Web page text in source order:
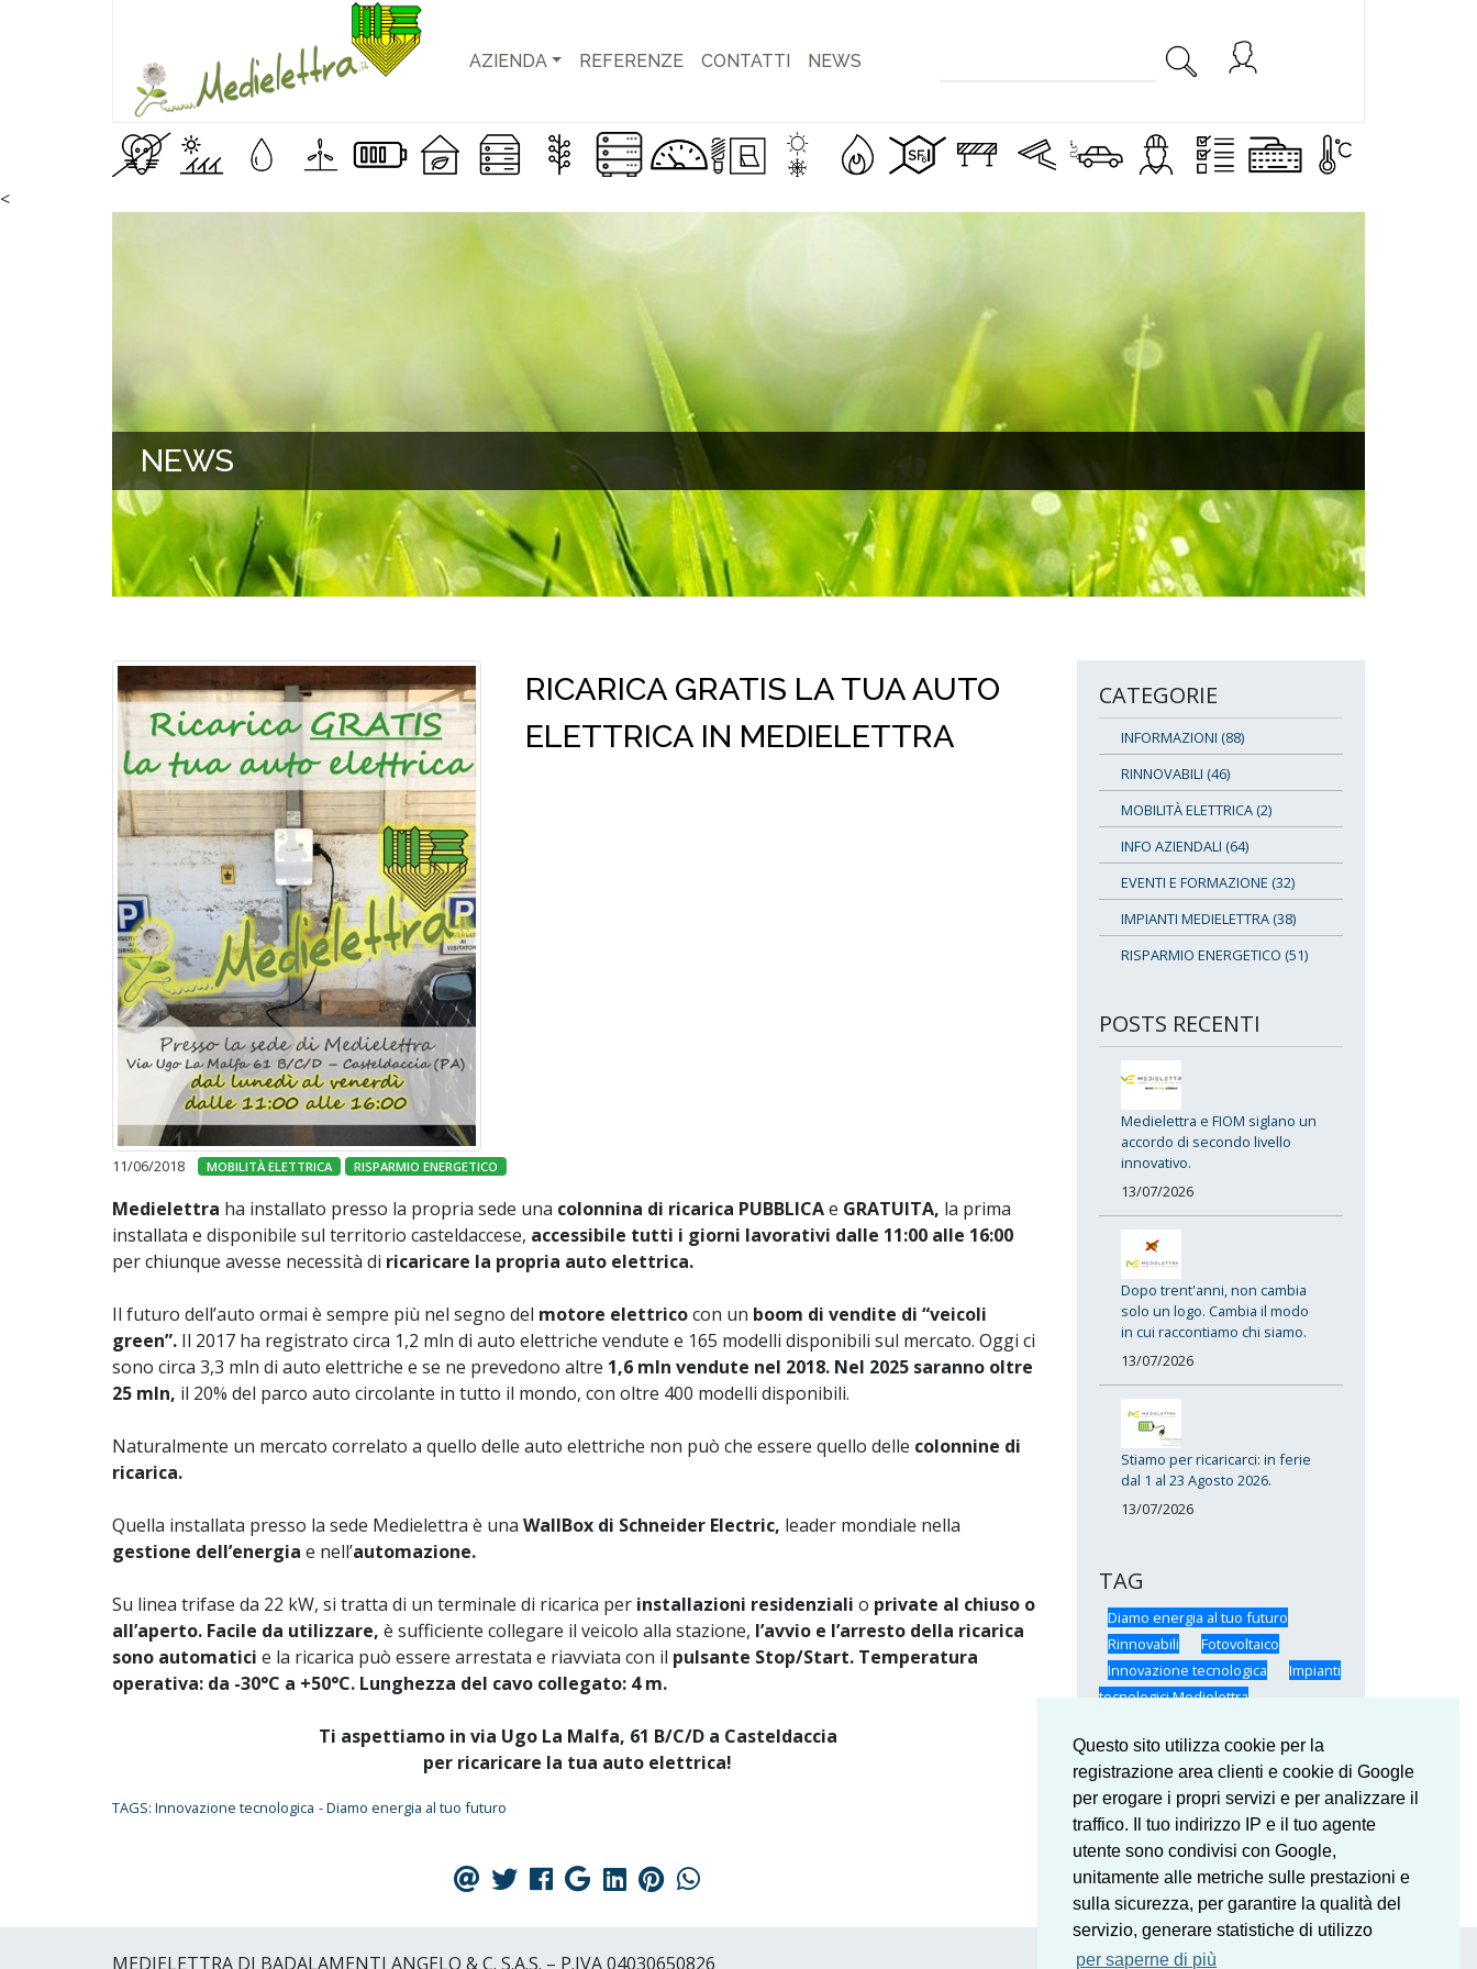
Questo sito utilizza cookie per la
registrazione area clienti e cookie di Google
per erogare i propri servizi e per analizzare il
traffico. Il tuo indirizzo IP e il tuo agente
utente sono condivisi con Google,
unitamente alle metriche sulle prestazioni e
sulla sicurezza, per garantire la qualità del
servizio, generare statistiche di utilizzo
per saperne di più
AZIENDA REFERENZE CONTATTI NEWS
<
NEWS
RICARICA GRATIS LA TUA AUTO
ELETTRICA IN MEDIELETTRA
11/06/2018 MOBILITÀ ELETTRICA RISPARMIO ENERGETICO
Medielettra ha installato presso la propria sede una colonnina di ricarica PUBBLICAe GRATUITA, la prima
installata e disponibile sul territorio casteldaccese, accessibile tutti i giorni lavorativi dalle 11:00 alle 16:00
per chiunque avesse necessità di ricaricare la propria auto elettrica.
Il futuro dell’auto ormai è sempre più nel segno del motore elettricocon un boom di vendite di “veicoli
green”. Il 2017 ha registrato circa 1,2 mln di auto elettriche vendute e 165 modelli disponibili sul mercato. Oggi ci
sono circa 3,3 mln di auto elettriche e se ne prevedono altre 1,6 mln vendute nel 2018. Nel 2025 saranno oltre
25 mln, il 20% del parco auto circolante in tutto il mondo, con oltre 400 modelli disponibili.
Naturalmente un mercato correlato a quello delle auto elettriche non può che essere quello delle colonnine di
ricarica.
Quella installata presso la sede Medielettra è una WallBox di Schneider Electric, leader mondiale nella
gestione dell’energia e nell’automazione.
Su linea trifase da 22 kW, si tratta di un terminale di ricarica per installazioni residenziali o private al chiuso o
all’aperto. Facile da utilizzare, è sufficiente collegare il veicolo alla stazione, l’avvio e l’arresto della ricarica
sono automatici e la ricarica può essere arrestata e riavviata con il pulsante Stop/Start. Temperatura
operativa: da -30°C a +50°C. Lunghezza del cavo collegato: 4 m.
Ti aspettiamo in via Ugo La Malfa, 61 B/C/D a Casteldaccia
per ricaricare la tua auto elettrica!
TAGS: Innovazione tecnologica - Diamo energia al tuo futuro
CATEGORIE
INFORMAZIONI (88)
RINNOVABILI (46)
MOBILITÀ ELETTRICA (2)
INFO AZIENDALI (64)
EVENTI E FORMAZIONE (32)
IMPIANTI MEDIELETTRA (38)
RISPARMIO ENERGETICO (51)
POSTS RECENTI
Medielettra e FIOM siglano un
accordo di secondo livello
innovativo.
13/07/2026
Dopo trent'anni, non cambia
solo un logo. Cambia il modo
in cui raccontiamo chi siamo.
13/07/2026
Stiamo per ricaricarci: in ferie
dal 1 al 23 Agosto 2026.
13/07/2026
TAG
Diamo energia al tuo futuro
Rinnovabili
Fotovoltaico
Innovazione tecnologica
Impianti
tecnologici Medielettra
SunPower
Formazione
Medielettra
Medielettra: il Team
Risparmio energetico
MEDIELETTRA DI BADALAMENTI ANGELO & C. S.A.S. – P.IVA 04030650826